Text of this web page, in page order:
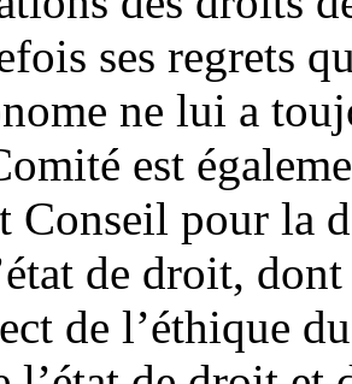
ses regrets
ne lui a
est
Conseil pour la
de droit,
de l’éthique